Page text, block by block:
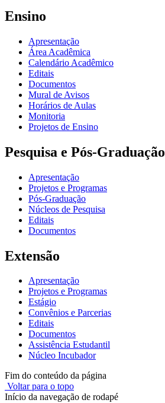
Ensino
Apresentação
Área Acadêmica
Calendário Acadêmico
Editais
Documentos
Mural de Avisos
Horários de Aulas
Monitoria
Projetos de Ensino
Pesquisa e Pós-Graduação
Apresentação
Projetos e Programas
Pós-Graduação
Núcleos de Pesquisa
Editais
Documentos
Extensão
Apresentação
Projetos e Programas
Estágio
Convênios e Parcerias
Editais
Documentos
Assistência Estudantil
Núcleo Incubador
Fim do conteúdo da página
Voltar para o topo
Início da navegação de rodapé